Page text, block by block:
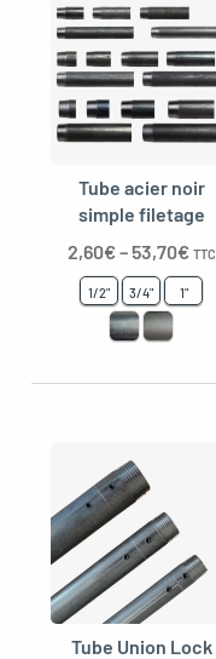
Tube acier noir
simple filetage
2,60€–53,70€ TTC
1/2" 3/4" 1"
Tube Union Lock